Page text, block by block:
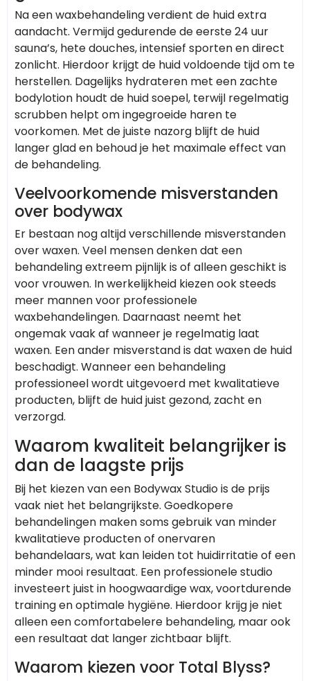
Na een waxbehandeling verdient de huid extra
aandacht. Vermijd gedurende de eerste 24 uur
sauna’s, hete douches, intensief sporten en direct
zonlicht. Hierdoor krijgt de huid voldoende tijd om te
herstellen. Dagelijks hydrateren met een zachte
bodylotion houdt de huid soepel, terwijl regelmatig
scrubben helpt om ingegroeide haren te
voorkomen. Met de juiste nazorg blijft de huid
langer glad en behoud je het maximale effect van
de behandeling.
Veelvoorkomende misverstanden
over bodywax
Er bestaan nog altijd verschillende misverstanden
over waxen. Veel mensen denken dat een
behandeling extreem pijnlijk is of alleen geschikt is
voor vrouwen. In werkelijkheid kiezen ook steeds
meer mannen voor professionele
waxbehandelingen. Daarnaast neemt het
ongemak vaak af wanneer je regelmatig laat
waxen. Een ander misverstand is dat waxen de huid
beschadigt. Wanneer een behandeling
professioneel wordt uitgevoerd met kwalitatieve
producten, blijft de huid juist gezond, zacht en
verzorgd.
Waarom kwaliteit belangrijker is
dan de laagste prijs
Bij het kiezen van een Bodywax Studio is de prijs
vaak niet het belangrijkste. Goedkopere
behandelingen maken soms gebruik van minder
kwalitatieve producten of onervaren
behandelaars, wat kan leiden tot huidirritatie of een
minder mooi resultaat. Een professionele studio
investeert juist in hoogwaardige wax, voortdurende
training en optimale hygiëne. Hierdoor krijg je niet
alleen een comfortabelere behandeling, maar ook
een resultaat dat langer zichtbaar blijft.
Waarom kiezen voor Total Blyss?